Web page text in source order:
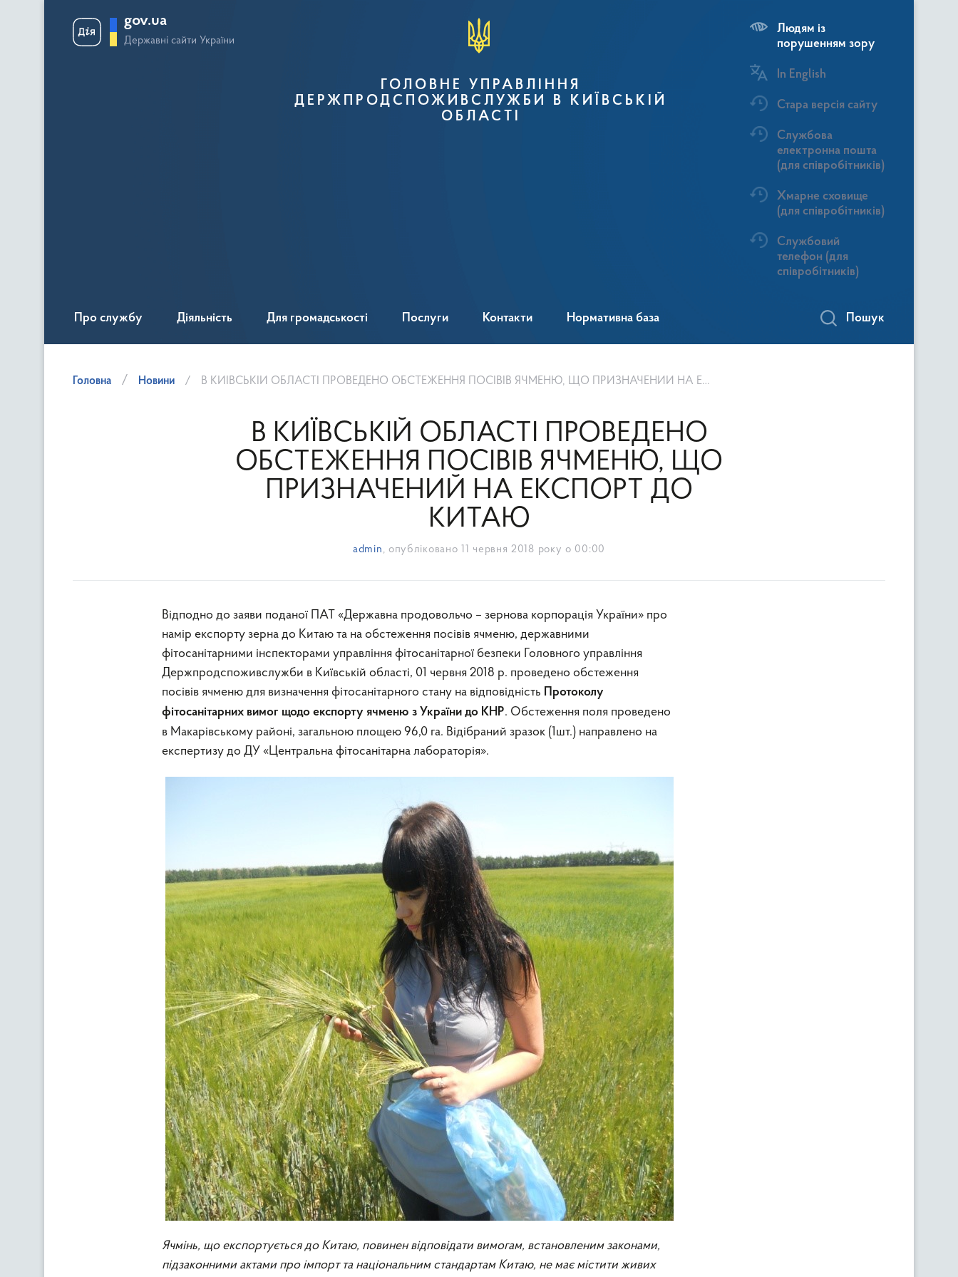
gov.ua
Державні сайти України
ГОЛОВНЕ УПРАВЛІННЯ
ДЕРЖПРОДСПОЖИВСЛУЖБИ В КИЇВСЬКІЙ
ОБЛАСТІ
Людям із
порушенням зору
In English
Стара версія сайту
Службова
електронна пошта
(для співробітників)
Хмарне сховище
(для співробітників)
Службовий
телефон (для
співробітників)
Про службу Діяльність Для громадськості Послуги Контакти Нормативна база Пошук
Головна Новини В КИЇВСЬКІЙ ОБЛАСТІ ПРОВЕДЕНО ОБСТЕЖЕННЯ ПОСІВІВ ЯЧМЕНЮ, ЩО ПРИЗНАЧЕНИЙ НА ЕКСПОРТ ДО КИТАЮ
В КИЇВСЬКІЙ ОБЛАСТІ ПРОВЕДЕНО
ОБСТЕЖЕННЯ ПОСІВІВ ЯЧМЕНЮ, ЩО
ПРИЗНАЧЕНИЙ НА ЕКСПОРТ ДО
КИТАЮ
admin , опубліковано 11 червня 2018 року о 00:00
Відподно до заяви поданої ПАТ «Державна продовольчо – зернова корпорація України» про
намір експорту зерна до Китаю та на обстеження посівів ячменю, державними
фітосанітарними інспекторами управління фітосанітарної безпеки Головного управління
Держпродспоживслужби в Київській області, 01 червня 2018 р. проведено обстеження
посівів ячменю для визначення фітосанітарного стану на відповідність Протоколу
фітосанітарних вимог щодо експорту ячменю з України до КНР. Обстеження поля проведено
в Макарівському районі, загальною площею 96,0 га. Відібраний зразок (1шт.) направлено на
експертизу до ДУ «Центральна фітосанітарна лабораторія».
Ячмінь, що експортується до Китаю, повинен відповідати вимогам, встановленим законами,
підзаконними актами про імпорт та національним стандартам Китаю, не має містити живих